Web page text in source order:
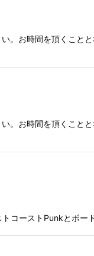
お時間を頂くこと
お時間を頂くこと
コーストPunkとボ